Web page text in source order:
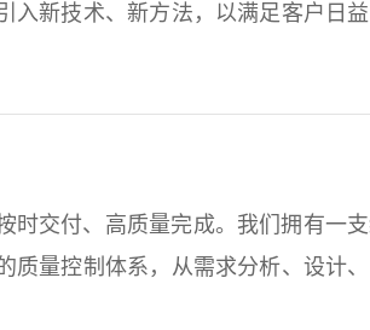
入新技术、新方法，以满足客户日
交付、高质量完成。我们拥有一
量控制体系，从需求分析、设计